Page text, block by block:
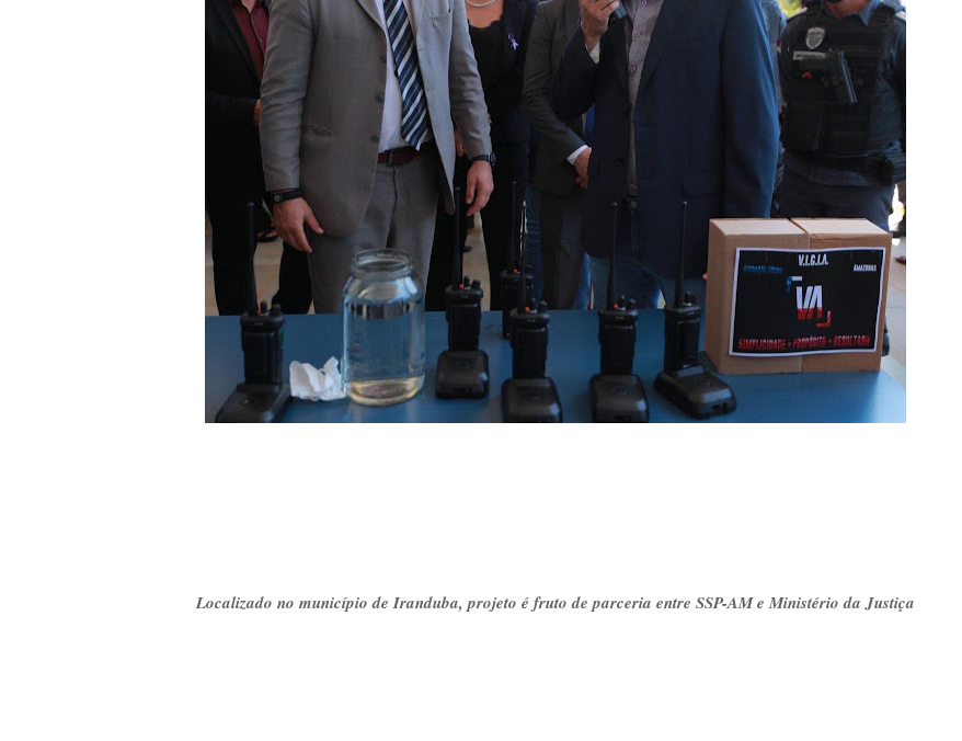
Localizado no município de Iranduba, projeto é fruto de parceria entre SSP-AM e Ministério da Justiça